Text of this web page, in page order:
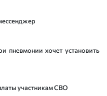
пневмонии хочет установить
участникам СВО